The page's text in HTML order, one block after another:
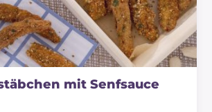
mit Senfsauce